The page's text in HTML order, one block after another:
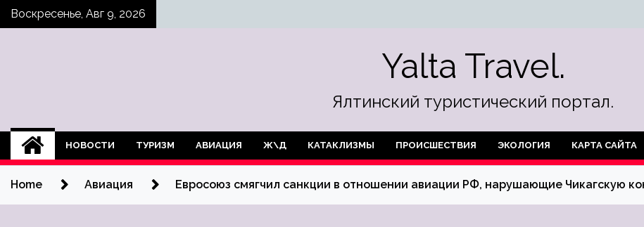
SkipВоскресенье, Авг 9, 2026
Yalta Travel.
Ялтинский туристический портал.
НОВОСТИ ТУРИЗМ АВИАЦИЯ Ж\Д КАТАКЛИЗМЫ ПРОИСШЕСТВИЯ ЭКОЛОГИЯ КАРТА САЙТА
Home Авиация Евросоюз смягчил санкции в отношении авиации РФ, нарушающие Чикагскую